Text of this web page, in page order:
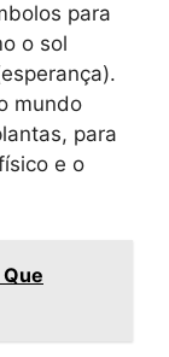
para
o sol
mundo
para
e o